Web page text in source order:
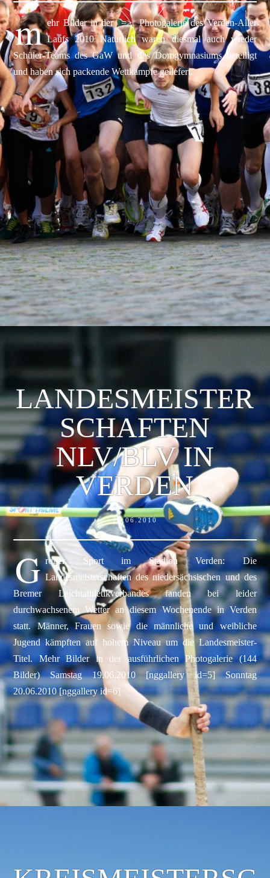
m ehr Bilder in der => Photogalerie des Verden-Aller
Laufs 2010 Natürlich waren diesmal auch wieder
Schüler-Teams des GaW und des Domgymnasiums beteiligt
und haben sich packende Wettkämpfe geliefert.
LANDESMEISTER
SCHAFTEN
NLV/BLV IN
VERDEN
20.06.2010
G roßer Sport im Stadion Verden: Die
Landesmeisterschaften des niedersächsischen und des
Bremer Leichtathletikverbandes fanden bei leider
durchwachsenem Wetter an diesem Wochenende in Verden
statt. Männer, Frauen sowie die männliche und weibliche
Jugend kämpften auf hohem Niveau um die Landesmeister-
Titel. Mehr Bilder in der ausführlichen Photogalerie (144
Bilder) Samstag 19.06.2010 [nggallery id=5] Sonntag
20.06.2010 [nggallery id=6]